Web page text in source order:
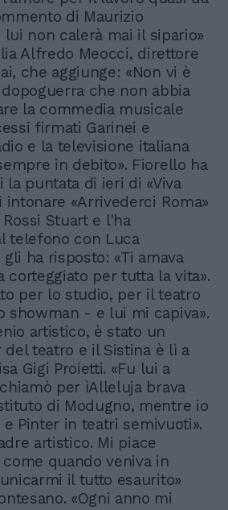
di Maurizio
lui non calerà mai il sipario»
Alfredo Meocci, direttore
che aggiunge: «Non vi è
che non abbia
la commedia musicale
firmati Garinei e
e la televisione italiana
in debito». Fiorello ha
puntata di ieri di «Viva
intonare «Arrivederci Roma»
Stuart e l'ha
telefono con Luca
ha risposto: «Ti amava
corteggiato per tutta la vita».
per lo studio, per il teatro
showman - e lui mi capiva».
artistico, è stato un
del teatro e il Sistina è lì a
Gigi Proietti. «Fu lui a
per ìAlleluja brava
di Modugno, mentre io
e Pinter in teatri semivuoti».
artistico. Mi piace
quando veniva in
il tutto esaurito»
«Ogni anno mi